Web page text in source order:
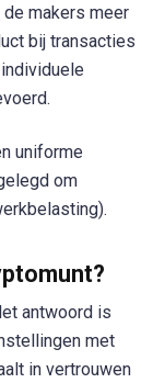
makers meer
bij transacties
uniforme
om
antwoord is
met
in vertrouwen